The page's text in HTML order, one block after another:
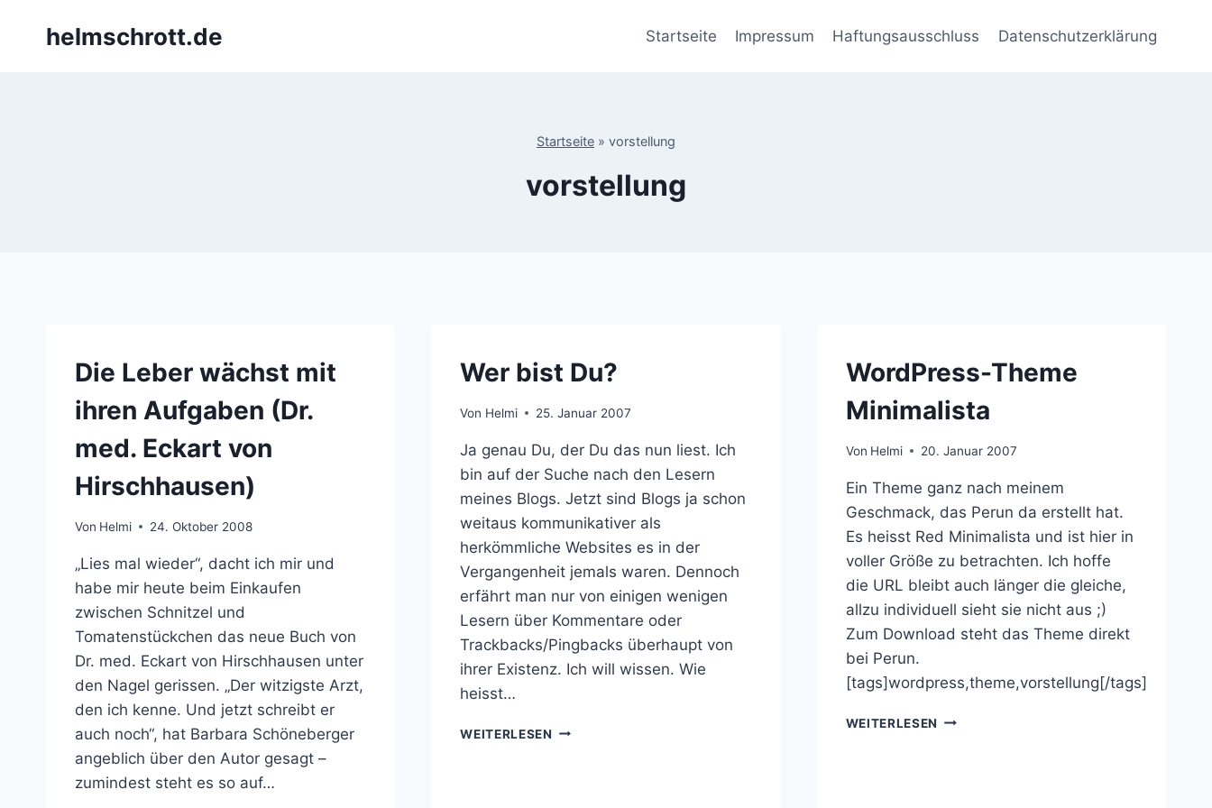
helmschrott.de Startseite Impressum Haftungsausschluss Datenschutzerklärung
Startseite » vorstellung
vorstellung
Die Leber wächst mit
ihren Aufgaben (Dr.
med. Eckart von
Hirschhausen)
Von Helmi 24. Oktober 2008
„Lies mal wieder“, dacht ich mir und
habe mir heute beim Einkaufen
zwischen Schnitzel und
Tomatenstückchen das neue Buch von
Dr. med. Eckart von Hirschhausen unter
den Nagel gerissen. „Der witzigste Arzt,
den ich kenne. Und jetzt schreibt er
auch noch“, hat Barbara Schöneberger
angeblich über den Autor gesagt –
zumindest steht es so auf…
Wer bist Du?
Von Helmi 25. Januar 2007
Ja genau Du, der Du das nun liest. Ich
bin auf der Suche nach den Lesern
meines Blogs. Jetzt sind Blogs ja schon
weitaus kommunikativer als
herkömmliche Websites es in der
Vergangenheit jemals waren. Dennoch
erfährt man nur von einigen wenigen
Lesern über Kommentare oder
Trackbacks/Pingbacks überhaupt von
ihrer Existenz. Ich will wissen. Wie
heisst…
WEITERLESEN WER
WordPress-Theme
Minimalista
Von Helmi 20. Januar 2007
Ein Theme ganz nach meinem
Geschmack, das Perun da erstellt hat.
Es heisst Red Minimalista und ist hier in
voller Größe zu betrachten. Ich hoffe
die URL bleibt auch länger die gleiche,
allzu individuell sieht sie nicht aus ;)
Zum Download steht das Theme direkt
bei Perun.
[tags]wordpress,theme,vorstellung[/tags]
WEITERLESEN WORDPRESS-